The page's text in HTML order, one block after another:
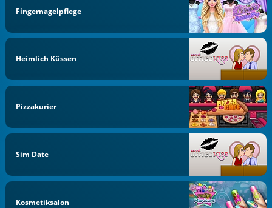
Fingernagelpflege
Heimlich Küssen
Pizzakurier
Sim Date
Kosmetiksalon